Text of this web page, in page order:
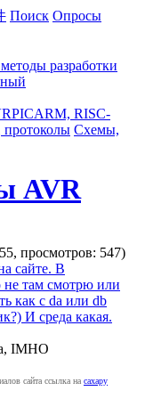
Поиск Опросы
разработки
PICARM, RISC-
протоколы Схемы,
AVR
просмотров: 547)
сайте. В
не там смотрю или
как с da или db
И среда какая.
IMHO
сайта ссылка на caxapу